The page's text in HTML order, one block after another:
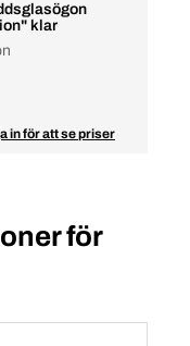
klar
in för att se priser
för